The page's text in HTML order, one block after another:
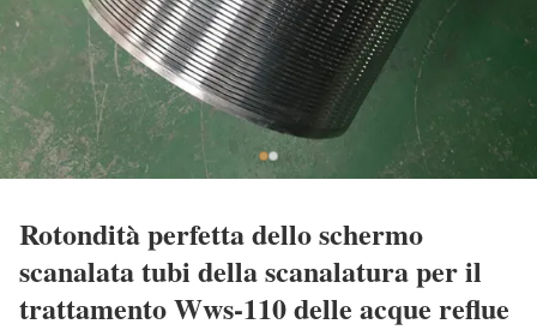
Rotondità perfetta dello schermo
scanalata tubi della scanalatura per il
trattamento Wws-110 delle acque reflue